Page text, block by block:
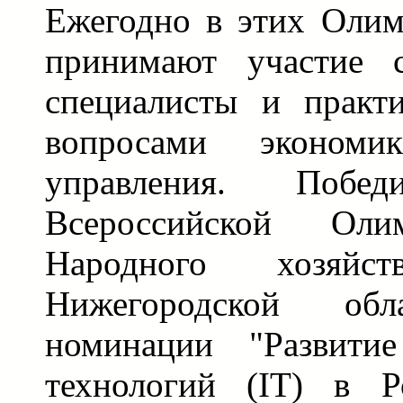
Ежегодно в этих
принимают участие
специалисты и
вопросами
управления.
Всероссийской
Народного
Нижегородской
номинации
технологий (IT) в